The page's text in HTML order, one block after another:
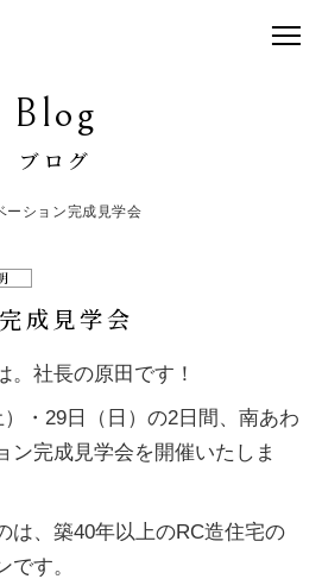
Blog
ブログ
ーション完成見学会
成見学会
。社長の原田です！
・29日（日）の2日間、南あわ
ン完成見学会を開催いたしま
は、築40年以上のRC造住宅の
す。